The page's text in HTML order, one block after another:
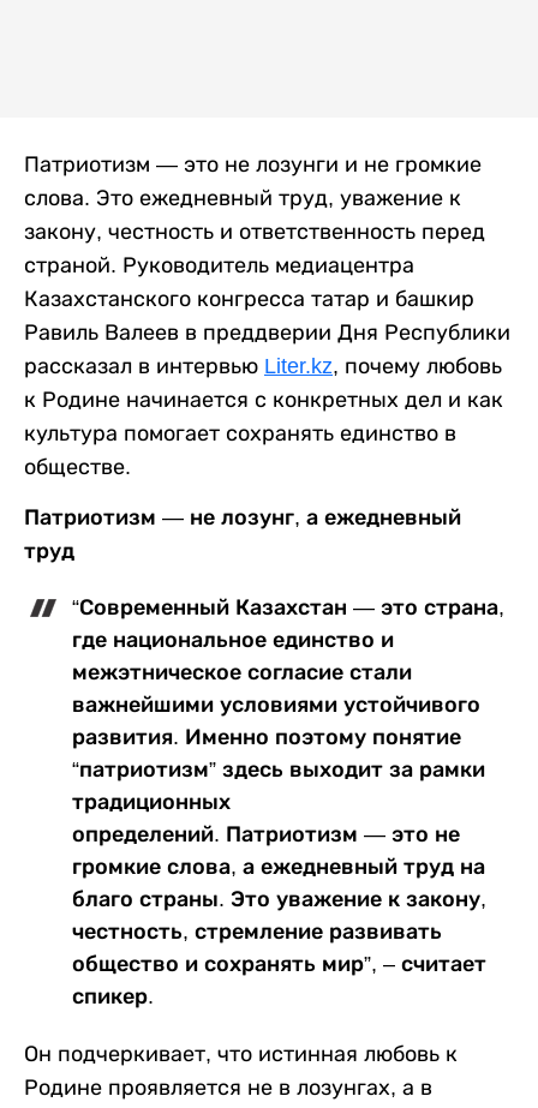
Патриотизм — это не лозунги и не громкие
слова. Это ежедневный труд, уважение к
закону, честность и ответственность перед
страной. Руководитель медиацентра
Казахстанского конгресса татар и башкир
Равиль Валеев в преддверии Дня Республики
рассказал в интервью Liter.kz, почему любовь
к Родине начинается с конкретных дел и как
культура помогает сохранять единство в
обществе.
Патриотизм — не лозунг, а ежедневный
труд
“Современный Казахстан — это страна,
где национальное единство и
межэтническое согласие стали
важнейшими условиями устойчивого
развития. Именно поэтому понятие
“патриотизм” здесь выходит за рамки
традиционных
определений. Патриотизм — это не
громкие слова, а ежедневный труд на
благо страны. Это уважение к закону,
честность, стремление развивать
общество и сохранять мир”, – считает
спикер.
Он подчеркивает, что истинная любовь к
Родине проявляется не в лозунгах, а в